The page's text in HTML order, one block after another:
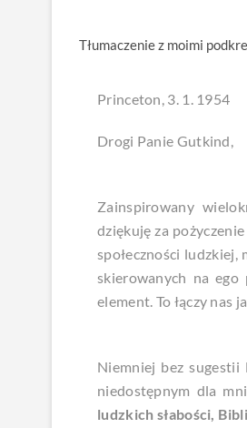
Tłumaczenie z moimi
Princeton, 3. 1. 1954
Drogi Panie Gutkind,
Zainspirowany
dziękuję za
społeczności
skierowanych na ego
element. To łączy nas
Niemniej bez sugestii
niedostępnym dla
ludzkich słabości,